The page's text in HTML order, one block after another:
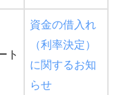
ト
資金の借入れ
（利率決定）
に関するお知
らせ